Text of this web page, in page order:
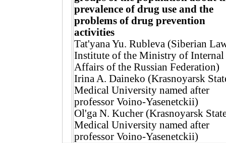
prevalence of drug use and the
problems of drug prevention
activities
Tat'yana Yu. Rubleva (Siberian
Institute of the Ministry of Internal
Affairs of the Russian Federation)
Irina A. Daineko (Krasnoyarsk
Medical University named after
professor Voino-Yasenetckii)
Ol'ga N. Kucher (Krasnoyarsk
Medical University named after
professor Voino-Yasenetckii)